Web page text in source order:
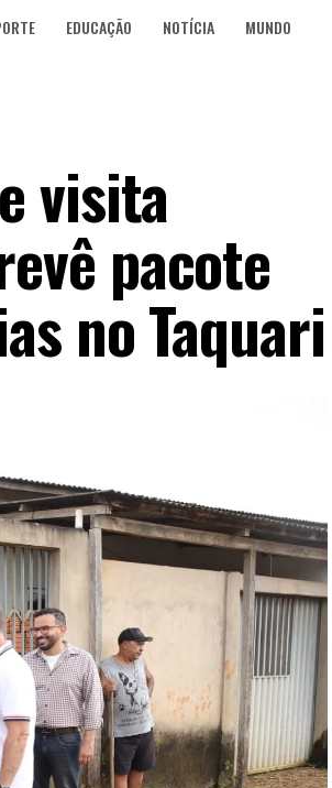
EDUCAÇÃO NOTÍCIA MUNDO
visita
pacote
no Taquari